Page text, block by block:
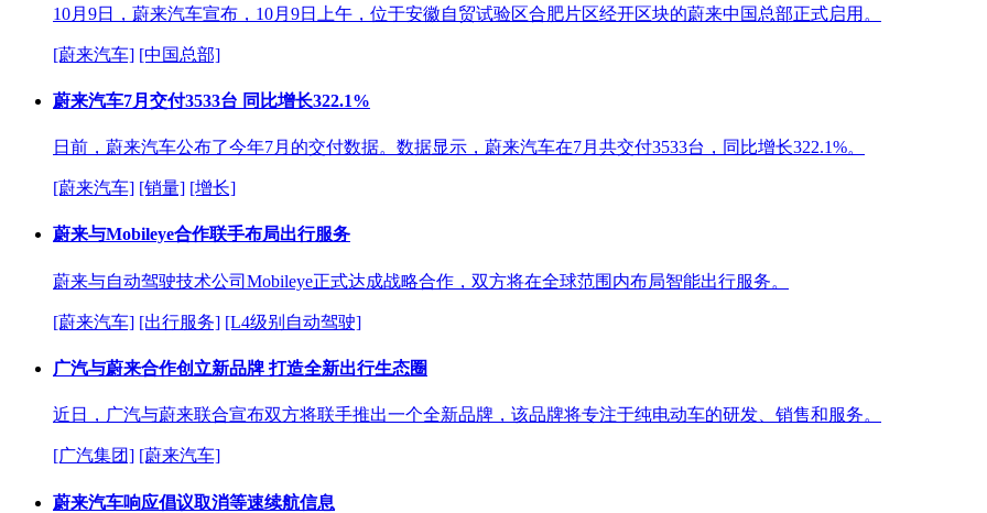
10月9日，蔚来汽车宣布，10月9日上午，位于安徽自贸试验区合肥片区经开区块的蔚来中国总部正式启用。
[蔚来汽车] [中国总部]
蔚来汽车7月交付3533台 同比增长322.1%
日前，蔚来汽车公布了今年7月的交付数据。数据显示，蔚来汽车在7月共交付3533台，同比增长322.1%。
[蔚来汽车] [销量] [增长]
蔚来与Mobileye合作联手布局出行服务
蔚来与自动驾驶技术公司Mobileye正式达成战略合作，双方将在全球范围内布局智能出行服务。
[蔚来汽车] [出行服务] [L4级别自动驾驶]
广汽与蔚来合作创立新品牌 打造全新出行生态圈
近日，广汽与蔚来联合宣布双方将联手推出一个全新品牌，该品牌将专注于纯电动车的研发、销售和服务。
[广汽集团] [蔚来汽车]
蔚来汽车响应倡议取消等速续航信息